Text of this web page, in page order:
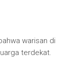
warisan di
terdekat.